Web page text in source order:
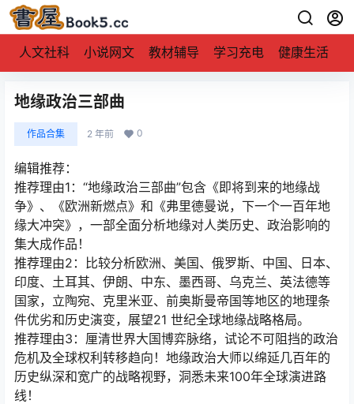
人文社科 小说网文 教材辅导 学习充电 健康生活
地缘政治三部曲
作品合集 2 年前 0
编辑推荐：
推荐理由1：“地缘政治三部曲”包含《即将到来的地缘战
争》、《欧洲新燃点》和《弗里德曼说，下一个一百年地
缘大冲突》，一部全面分析地缘对人类历史、政治影响的
集大成作品！
推荐理由2：比较分析欧洲、美国、俄罗斯、中国、日本、
印度、土耳其、伊朗、中东、墨西哥、乌克兰、英法德等
国家，立陶宛、克里米亚、前奥斯曼帝国等地区的地理条
件优劣和历史演变，展望21 世纪全球地缘战略格局。
推荐理由3：厘清世界大国博弈脉络，试论不可阻挡的政治
危机及全球权利转移趋向！地缘政治大师以绵延几百年的
历史纵深和宽广的战略视野，洞悉未来100年全球演进路
线！